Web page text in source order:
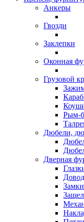
Анкеры
Гвозди
Заклепки
Оконная
Грузовой
Рым-
Дюбели,
Дверная
Замки